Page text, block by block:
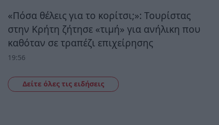
«Πόσα θέλεις για το κορίτσι;»: Τουρίστας
στην Κρήτη ζήτησε «τιμή» για ανήλικη που
καθόταν σε τραπέζι επιχείρησης
19:56
Δείτε όλες τις ειδήσεις